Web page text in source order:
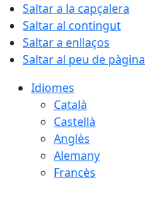
Saltar a la capçalera
Saltar al contingut
Saltar a enllaços
Saltar al peu de pàgina
Idiomes
Català
Castellà
Anglès
Alemany
Francès